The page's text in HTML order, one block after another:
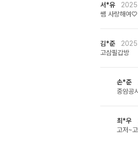
서*유
쌤 사랑해여♡
김*준
고삼필갑방
손*준
중암공
최*우
고저~